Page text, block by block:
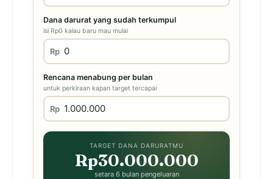
Dana darurat yang sudah terkumpul
isi Rp0 kalau baru mau mulai
Rp
Rencana menabung per bulan
untuk perkiraan kapan target tercapai
Rp
TARGET DANA DARURATMU
Rp30.000.000
setara 6 bulan pengeluaran